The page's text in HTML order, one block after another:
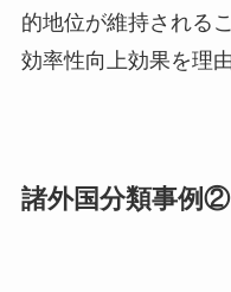
的地位が維持される
効率性向上効果を理
諸外国分類事例